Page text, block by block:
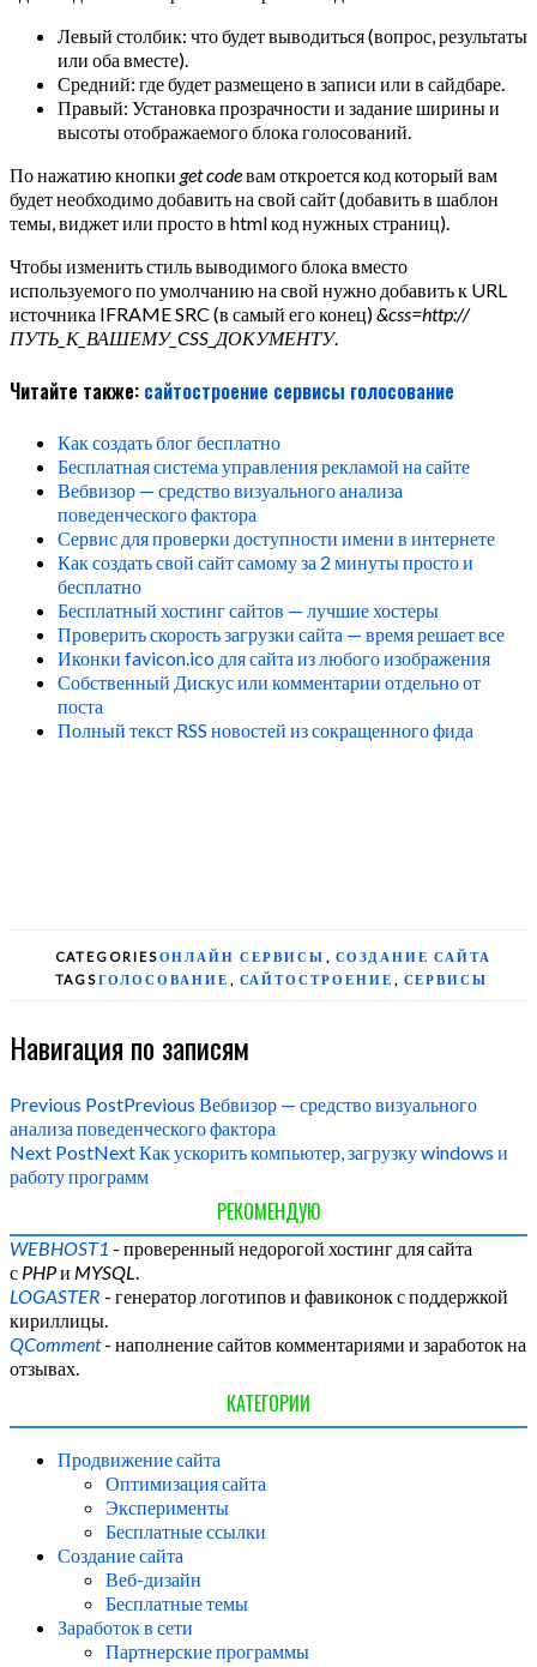
Левый столбик: что будет выводиться (вопрос, результаты
или оба вместе).
Средний: где будет размещено в записи или в сайдбаре.
Правый: Установка прозрачности и задание ширины и
высоты отображаемого блока голосований.
По нажатию кнопки get codeвам откроется код который вам
будет необходимо добавить на свой сайт (добавить в шаблон
темы, виджет или просто в html код нужных страниц).
Чтобы изменить стиль выводимого блока вместо
используемого по умолчанию на свой нужно добавить к URL
источника IFRAME SRC (в самый его конец)&css=http://
ПУТЬ_К_ВАШЕМУ_CSS_ДОКУМЕНТУ.
Читайте также: сайтостроение сервисы голосование
Как создать блог бесплатно
Бесплатная система управления рекламой на сайте
Вебвизор — средство визуального анализа
поведенческого фактора
Сервис для проверки доступности имени в интернете
Как создать свой сайт самому за 2 минуты просто и
бесплатно
Бесплатный хостинг сайтов — лучшие хостеры
Проверить скорость загрузки сайта — время решает все
Иконки favicon.ico для сайта из любого изображения
Собственный Дискус или комментарии отдельно от
поста
Полный текст RSS новостей из сокращенного фида
CATEGORIESОНЛАЙН СЕРВИСЫ , СОЗДАНИЕ САЙТА
TAGSГОЛОСОВАНИЕ , САЙТОСТРОЕНИЕ , СЕРВИСЫ
Навигация по записям
Previous PostPrevious Вебвизор — средство визуального
анализа поведенческого фактора
Next PostNextКак ускорить компьютер, загрузку windows и
работу программ
РЕКОМЕНДУЮ
WEBHOST1 - проверенный недорогой хостинг для сайта
с PHPи MYSQL.
LOGASTER - генератор логотипов и фавиконок с поддержкой
кириллицы.
QComment- наполнение сайтов комментариями и заработок на
отзывах.
КАТЕГОРИИ
Продвижение сайта
Оптимизация сайта
Эксперименты
Бесплатные ссылки
Создание сайта
Веб-дизайн
Бесплатные темы
Заработок в сети
Партнерские программы